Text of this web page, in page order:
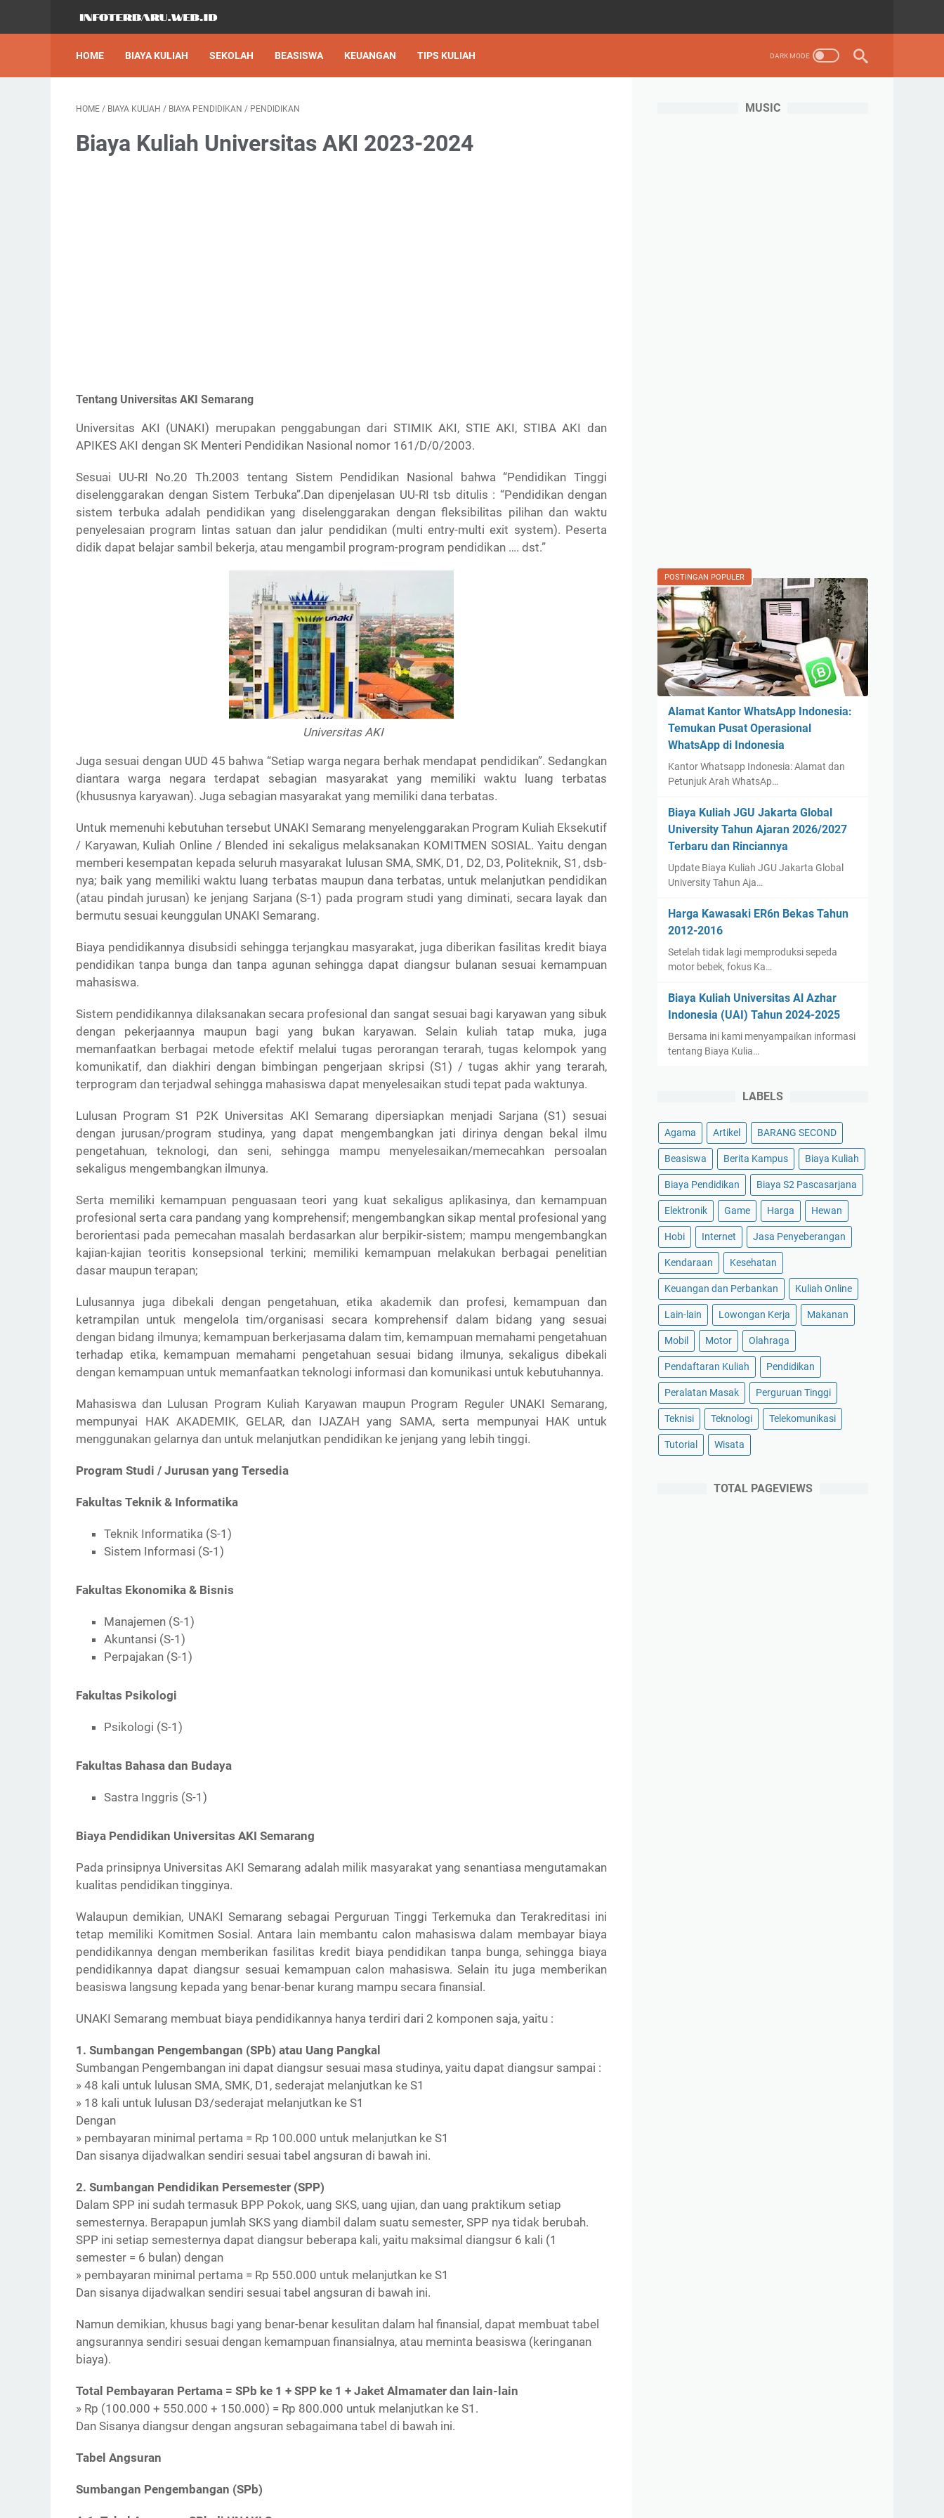
HOME BIAYA KULIAH SEKOLAH BEASISWA KEUANGAN TIPS KULIAH
HOME / BIAYA KULIAH / BIAYA PENDIDIKAN / PENDIDIKAN
Biaya Kuliah Universitas AKI 2023-2024
Tentang Universitas AKI Semarang
Universitas AKI (UNAKI) merupakan penggabungan dari STIMIK AKI, STIE AKI, STIBA AKI dan
APIKES AKI dengan SK Menteri Pendidikan Nasional nomor 161/D/0/2003.
Sesuai UU-RI No.20 Th.2003 tentang Sistem Pendidikan Nasional bahwa “Pendidikan Tinggi
diselenggarakan dengan Sistem Terbuka”.Dan dipenjelasan UU-RI tsb ditulis : “Pendidikan dengan
sistem terbuka adalah pendidikan yang diselenggarakan dengan fleksibilitas pilihan dan waktu
penyelesaian program lintas satuan dan jalur pendidikan (multi entry-multi exit system). Peserta
didik dapat belajar sambil bekerja, atau mengambil program-program pendidikan …. dst.”
Universitas AKI
Juga sesuai dengan UUD 45 bahwa “Setiap warga negara berhak mendapat pendidikan”. Sedangkan
diantara warga negara terdapat sebagian masyarakat yang memiliki waktu luang terbatas
(khususnya karyawan). Juga sebagian masyarakat yang memiliki dana terbatas.
Untuk memenuhi kebutuhan tersebut UNAKI Semarang menyelenggarakan Program Kuliah Eksekutif
/ Karyawan, Kuliah Online / Blended ini sekaligus melaksanakan KOMITMEN SOSIAL. Yaitu dengan
memberi kesempatan kepada seluruh masyarakat lulusan SMA, SMK, D1, D2, D3, Politeknik, S1, dsb-
nya; baik yang memiliki waktu luang terbatas maupun dana terbatas, untuk melanjutkan pendidikan
(atau pindah jurusan) ke jenjang Sarjana (S-1) pada program studi yang diminati, secara layak dan
bermutu sesuai keunggulan UNAKI Semarang.
Biaya pendidikannya disubsidi sehingga terjangkau masyarakat, juga diberikan fasilitas kredit biaya
pendidikan tanpa bunga dan tanpa agunan sehingga dapat diangsur bulanan sesuai kemampuan
mahasiswa.
Sistem pendidikannya dilaksanakan secara profesional dan sangat sesuai bagi karyawan yang sibuk
dengan pekerjaannya maupun bagi yang bukan karyawan. Selain kuliah tatap muka, juga
memanfaatkan berbagai metode efektif melalui tugas perorangan terarah, tugas kelompok yang
komunikatif, dan diakhiri dengan bimbingan pengerjaan skripsi (S1) / tugas akhir yang terarah,
terprogram dan terjadwal sehingga mahasiswa dapat menyelesaikan studi tepat pada waktunya.
Lulusan Program S1 P2K Universitas AKI Semarang dipersiapkan menjadi Sarjana (S1) sesuai
dengan jurusan/program studinya, yang dapat mengembangkan jati dirinya dengan bekal ilmu
pengetahuan, teknologi, dan seni, sehingga mampu menyelesaikan/memecahkan persoalan
sekaligus mengembangkan ilmunya.
Serta memiliki kemampuan penguasaan teori yang kuat sekaligus aplikasinya, dan kemampuan
profesional serta cara pandang yang komprehensif; mengembangkan sikap mental profesional yang
berorientasi pada pemecahan masalah berdasarkan alur berpikir-sistem; mampu mengembangkan
kajian-kajian teoritis konsepsional terkini; memiliki kemampuan melakukan berbagai penelitian
dasar maupun terapan;
Lulusannya juga dibekali dengan pengetahuan, etika akademik dan profesi, kemampuan dan
ketrampilan untuk mengelola tim/organisasi secara komprehensif dalam bidang yang sesuai
dengan bidang ilmunya; kemampuan berkerjasama dalam tim, kemampuan memahami pengetahuan
terhadap etika, kemampuan memahami pengetahuan sesuai bidang ilmunya, sekaligus dibekali
dengan kemampuan untuk memanfaatkan teknologi informasi dan komunikasi untuk kebutuhannya.
Mahasiswa dan Lulusan Program Kuliah Karyawan maupun Program Reguler UNAKI Semarang,
mempunyai HAK AKADEMIK, GELAR, dan IJAZAH yang SAMA, serta mempunyai HAK untuk
menggunakan gelarnya dan untuk melanjutkan pendidikan ke jenjang yang lebih tinggi.
Program Studi / Jurusan yang Tersedia
Fakultas Teknik & Informatika
Teknik Informatika (S-1)
Sistem Informasi (S-1)
Fakultas Ekonomika & Bisnis
Manajemen (S-1)
Akuntansi (S-1)
Perpajakan (S-1)
Fakultas Psikologi
Psikologi (S-1)
Fakultas Bahasa dan Budaya
Sastra Inggris (S-1)
Biaya Pendidikan Universitas AKI Semarang
Pada prinsipnya Universitas AKI Semarang adalah milik masyarakat yang senantiasa mengutamakan
kualitas pendidikan tingginya.
Walaupun demikian, UNAKI Semarang sebagai Perguruan Tinggi Terkemuka dan Terakreditasi ini
tetap memiliki Komitmen Sosial. Antara lain membantu calon mahasiswa dalam membayar biaya
pendidikannya dengan memberikan fasilitas kredit biaya pendidikan tanpa bunga, sehingga biaya
pendidikannya dapat diangsur sesuai kemampuan calon mahasiswa. Selain itu juga memberikan
beasiswa langsung kepada yang benar-benar kurang mampu secara finansial.
UNAKI Semarang membuat biaya pendidikannya hanya terdiri dari 2 komponen saja, yaitu :
1. Sumbangan Pengembangan (SPb) atau Uang Pangkal
Sumbangan Pengembangan ini dapat diangsur sesuai masa studinya, yaitu dapat diangsur sampai :
» 48 kali untuk lulusan SMA, SMK, D1, sederajat melanjutkan ke S1
» 18 kali untuk lulusan D3/sederajat melanjutkan ke S1
Dengan
» pembayaran minimal pertama = Rp 100.000 untuk melanjutkan ke S1
Dan sisanya dijadwalkan sendiri sesuai tabel angsuran di bawah ini.
2. Sumbangan Pendidikan Persemester (SPP)
Dalam SPP ini sudah termasuk BPP Pokok, uang SKS, uang ujian, dan uang praktikum setiap
semesternya. Berapapun jumlah SKS yang diambil dalam suatu semester, SPP nya tidak berubah.
SPP ini setiap semesternya dapat diangsur beberapa kali, yaitu maksimal diangsur 6 kali (1
semester = 6 bulan) dengan
» pembayaran minimal pertama = Rp 550.000 untuk melanjutkan ke S1
Dan sisanya dijadwalkan sendiri sesuai tabel angsuran di bawah ini.
Namun demikian, khusus bagi yang benar-benar kesulitan dalam hal finansial, dapat membuat tabel
angsurannya sendiri sesuai dengan kemampuan finansialnya, atau meminta beasiswa (keringanan
biaya).
Total Pembayaran Pertama = SPb ke 1 + SPP ke 1 + Jaket Almamater dan lain-lain
» Rp (100.000 + 550.000 + 150.000) = Rp 800.000 untuk melanjutkan ke S1.
Dan Sisanya diangsur dengan angsuran sebagaimana tabel di bawah ini.
Tabel Angsuran
Sumbangan Pengembangan (SPb)
MUSIC
POSTINGAN POPULER
Alamat Kantor WhatsApp Indonesia:
Temukan Pusat Operasional
WhatsApp di Indonesia
Kantor Whatsapp Indonesia: Alamat dan
Petunjuk Arah WhatsAp…
Biaya Kuliah JGU Jakarta Global
University Tahun Ajaran 2026/2027
Terbaru dan Rinciannya
Update Biaya Kuliah JGU Jakarta Global
University Tahun Aja…
Harga Kawasaki ER6n Bekas Tahun
2012-2016
Setelah tidak lagi memproduksi sepeda
motor bebek, fokus Ka…
Biaya Kuliah Universitas Al Azhar
Indonesia (UAI) Tahun 2024-2025
Bersama ini kami menyampaikan informasi
tentang Biaya Kulia…
LABELS
Agama Artikel BARANG SECOND
Beasiswa Berita Kampus Biaya Kuliah
Biaya Pendidikan Biaya S2 Pascasarjana
Elektronik Game Harga Hewan
Hobi Internet Jasa Penyeberangan
Kendaraan Kesehatan
Keuangan dan Perbankan Kuliah Online
Lain-lain Lowongan Kerja Makanan
Mobil Motor Olahraga
Pendaftaran Kuliah Pendidikan
Peralatan Masak Perguruan Tinggi
Teknisi Teknologi Telekomunikasi
Tutorial Wisata
TOTAL PAGEVIEWS